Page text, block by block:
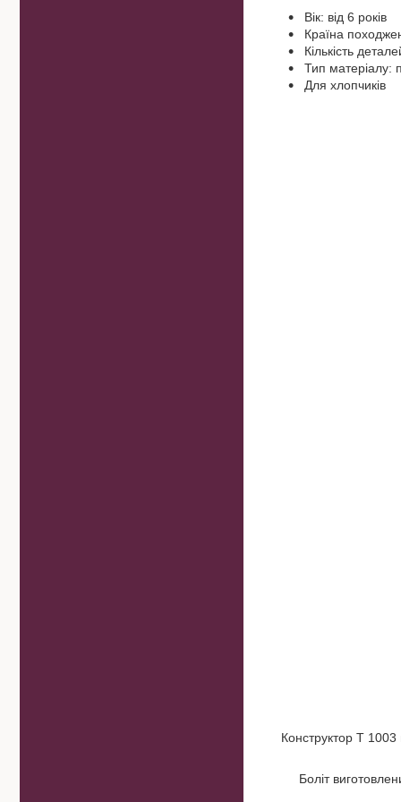
Вік: від 6 років
Країна
Кількість
Тип матеріалу:
Для хлопчиків
Конструктор T
Боліт